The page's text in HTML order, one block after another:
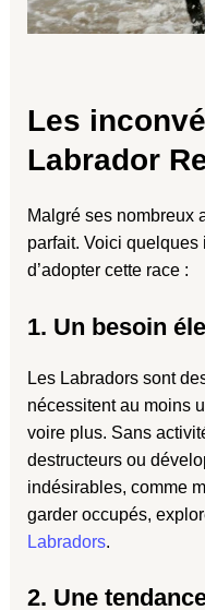
Les
Labrador
Malgré ses nombreux
parfait. Voici
d’adopter cette race :
1. Un besoin
Les Labradors sont
nécessitent au moins
voire plus. Sans
destructeurs ou
indésirables, comme
garder occupés,
Labradors.
2. Une